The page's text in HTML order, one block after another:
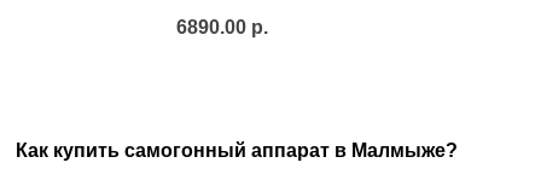
6890.00 р.
Как купить самогонный аппарат в Малмыже?